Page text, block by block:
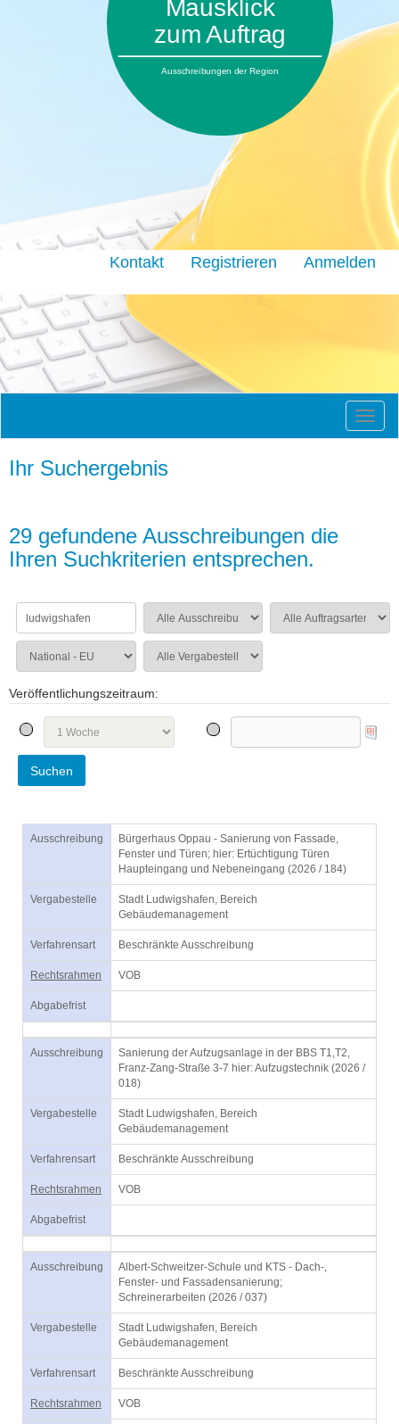
Mausklick
zum Auftrag
Ausschreibungen der Region
Kontakt Registrieren Anmelden
Ihr Suchergebnis
29 gefundene Ausschreibungen die
Ihren Suchkriterien entsprechen.
Veröffentlichungszeitraum:
Ausschreibung
Bürgerhaus Oppau - Sanierung von Fassade,
Fenster und Türen; hier: Ertüchtigung Türen
Haupteingang und Nebeneingang (2026 / 184)
Vergabestelle
Stadt Ludwigshafen, Bereich
Gebäudemanagement
Verfahrensart Beschränkte Ausschreibung
Rechtsrahmen VOB
Abgabefrist
Ausschreibung
Sanierung der Aufzugsanlage in der BBS T1,T2,
Franz-Zang-Straße 3-7 hier: Aufzugstechnik (2026 /
018)
Vergabestelle
Stadt Ludwigshafen, Bereich
Gebäudemanagement
Verfahrensart Beschränkte Ausschreibung
Rechtsrahmen VOB
Abgabefrist
Ausschreibung
Albert-Schweitzer-Schule und KTS - Dach-,
Fenster- und Fassadensanierung;
Schreinerarbeiten (2026 / 037)
Vergabestelle
Stadt Ludwigshafen, Bereich
Gebäudemanagement
Verfahrensart Beschränkte Ausschreibung
Rechtsrahmen VOB